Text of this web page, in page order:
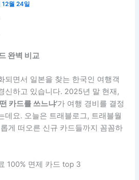
12월 24일
완벽 비교
되면서 일본을 찾는 한국인 여행객
신하고 있습니다. 2025년 말 현재,
카드를 쓰느냐’가 여행 경비를 결정
데요. 오늘은 트래블로그, 트래블월
게 떠오른 신규 카드들까지 꼼꼼하
100% 면제 카드 top 3